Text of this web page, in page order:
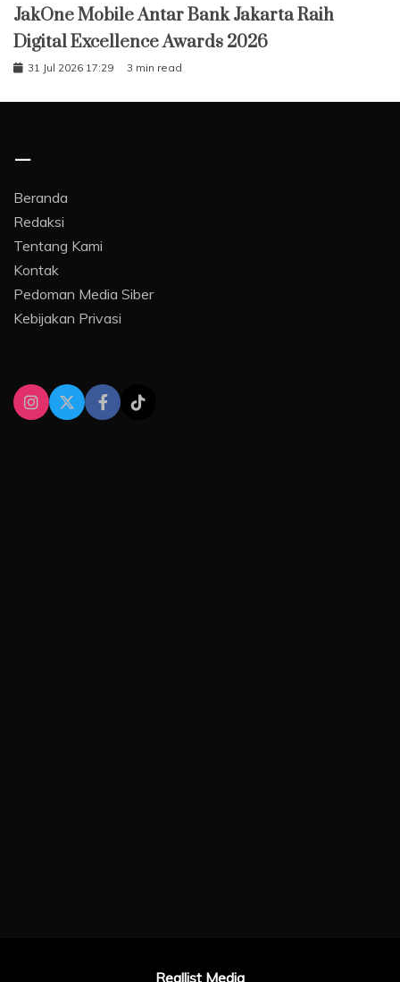
JakOne Mobile Antar Bank Jakarta Raih
Digital Excellence Awards 2026
31 Jul 2026 17:29 3 min read
–
Beranda
Redaksi
Tentang Kami
Kontak
Pedoman Media Siber
Kebijakan Privasi
Reallist Media